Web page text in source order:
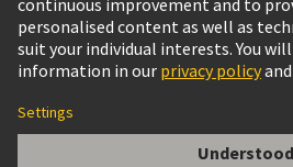
© HARTING Technology Group
Imprint